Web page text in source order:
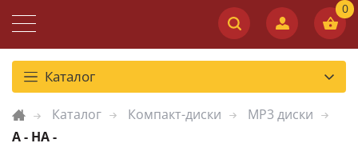
Каталог
Каталог Компакт-диски
MP3 диски
A - HA -